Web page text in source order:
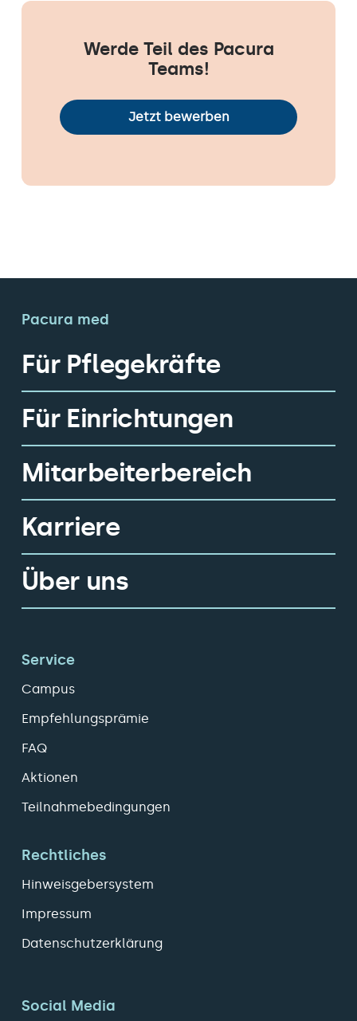
Werde Teil des Pacura
Teams!
Jetzt bewerben
Pacura med
Für Pflegekräfte
Für Einrichtungen
Mitarbeiterbereich
Karriere
Über uns
Service
Campus
Empfehlungsprämie
FAQ
Aktionen
Teilnahmebedingungen
Rechtliches
Hinweisgebersystem
Impressum
Datenschutzerklärung
Social Media